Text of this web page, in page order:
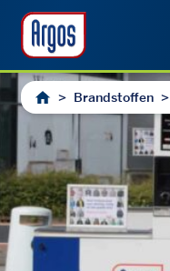
> Brandstoffen >